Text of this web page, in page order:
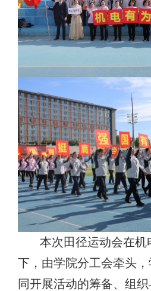
本次田径运动会在
下，由学院分工会牵头
同开展活动的筹备、组